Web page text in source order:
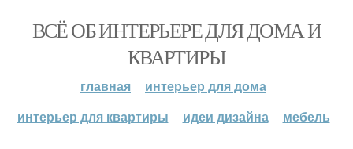
ВСЁ ОБ ИНТЕРЬЕРЕ ДЛЯ ДОМА И
КВАРТИРЫ
главная
интерьер для дома
интерьер для квартиры
идеи дизайна мебель